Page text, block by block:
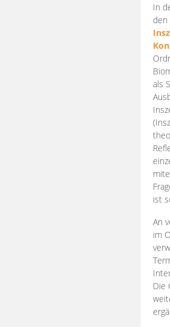
In
den
als
ist
An
im
Die